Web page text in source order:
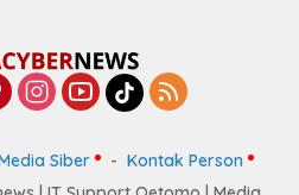
Siber
Kontak Person